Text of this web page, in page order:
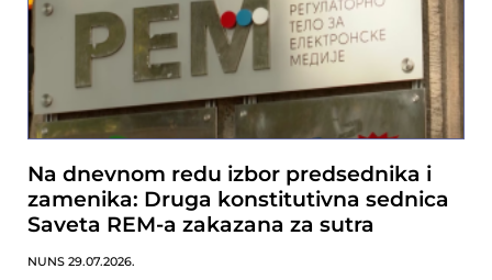
Na dnevnom redu izbor predsednika i
zamenika: Druga konstitutivna sednica
Saveta REM-a zakazana za sutra
NUNS 29.07.2026.